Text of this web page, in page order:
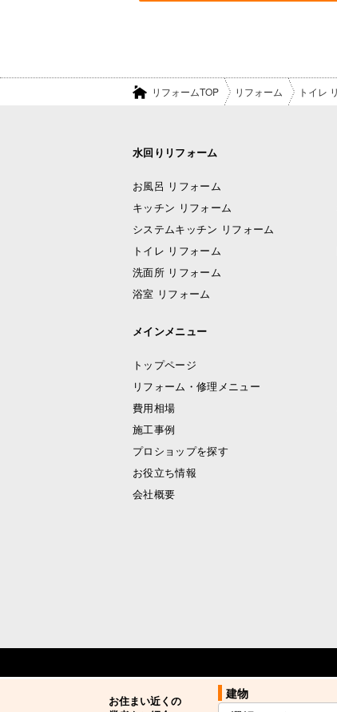
リフォームTOP リフォーム トイレ
水回りリフォーム
お風呂 リフォーム
キッチン リフォーム
システムキッチン リフォーム
トイレ リフォーム
洗面所 リフォーム
浴室 リフォーム
メインメニュー
トップページ
リフォーム・修理メニュー
費用相場
施工事例
プロショップを探す
お役立ち情報
会社概要
お住まい近くの
建物